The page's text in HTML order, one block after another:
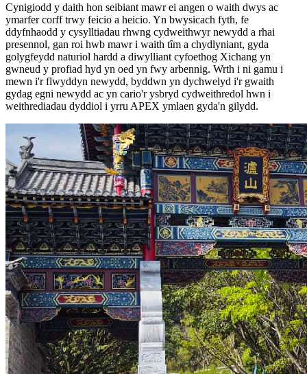
Cynigiodd y daith hon seibiant mawr ei angen o waith dwys ac
ymarfer corff trwy feicio a heicio. Yn bwysicach fyth, fe
ddyfnhaodd y cysylltiadau rhwng cydweithwyr newydd a rhai
presennol, gan roi hwb mawr i waith tîm a chydlyniant, gyda
golygfeydd naturiol hardd a diwylliant cyfoethog Xichang yn
gwneud y profiad hyd yn oed yn fwy arbennig. Wrth i ni gamu i
mewn i'r flwyddyn newydd, byddwn yn dychwelyd i'r gwaith
gydag egni newydd ac yn cario'r ysbryd cydweithredol hwn i
weithrediadau dyddiol i yrru APEX ymlaen gyda'n gilydd.